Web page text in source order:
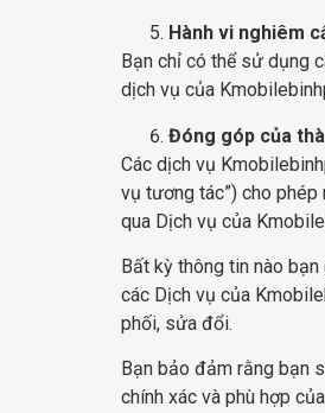
Hành vi nghiêm
Bạn chỉ có thể sử dụng
dịch vụ của
Đóng góp của
Các dịch vụ
vụ tương tác”) cho phép
qua Dịch vụ của
Bất kỳ thông tin nào
các Dịch vụ của
phối, sửa đổi.
Bạn bảo đảm rằng bạn
chính xác và phù hợp